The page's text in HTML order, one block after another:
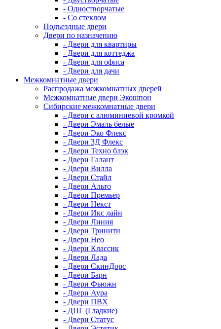
- Одностворчатые
- Со стеклом
Подъездные двери
Двери по назначению
- Двери для квартиры
- Двери для коттеджа
- Двери для офиса
- Двери для дачи
Межкомнатные двери
Распродажа межкомнатных дверей
Межкомнатные двери Экошпон
Сибирские межкомнатные двери
- Двери с алюминиевой кромкой
- Двери Эмаль белые
- Двери Эко Флекс
- Двери 3Д Флекс
- Двери Техно блэк
- Двери Галант
- Двери Вилла
- Двери Стайл
- Двери Альто
- Двери Премьер
- Двери Некст
- Двери Икс лайн
- Двери Линия
- Двери Тринити
- Двери Нео
- Двери Классик
- Двери Лада
- Двери СкинДорс
- Двери Барн
- Двери Фьюжн
- Двери Аура
- Двери ПВХ
- ДПГ (Гладкие)
- Двери Статус